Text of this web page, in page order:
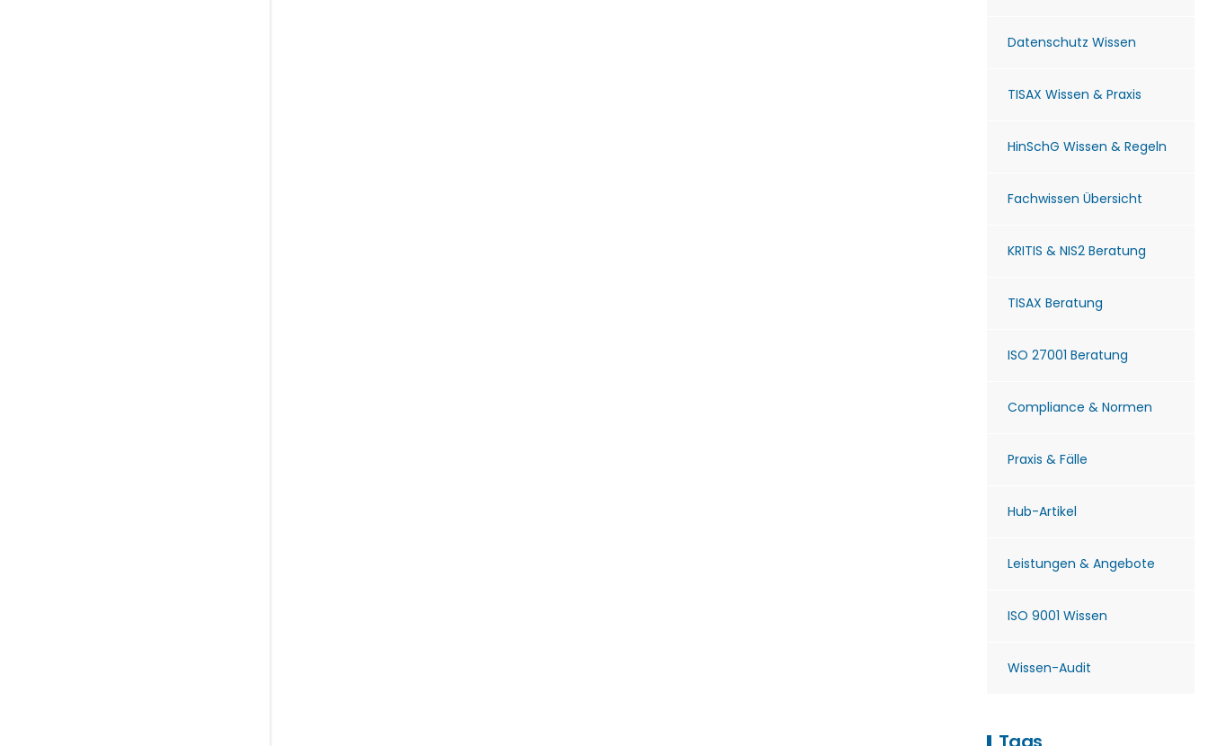
Datenschutz Wissen
TISAX Wissen & Praxis
HinSchG Wissen & Regeln
Fachwissen Übersicht
KRITIS & NIS2 Beratung
TISAX Beratung
ISO 27001 Beratung
Compliance & Normen
Praxis & Fälle
Hub-Artikel
Leistungen & Angebote
ISO 9001 Wissen
Wissen-Audit